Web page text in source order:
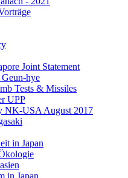
Joint Statement
hye
Tests & Missiles
UPP
NK-USA August 2017
in Japan
in Japan